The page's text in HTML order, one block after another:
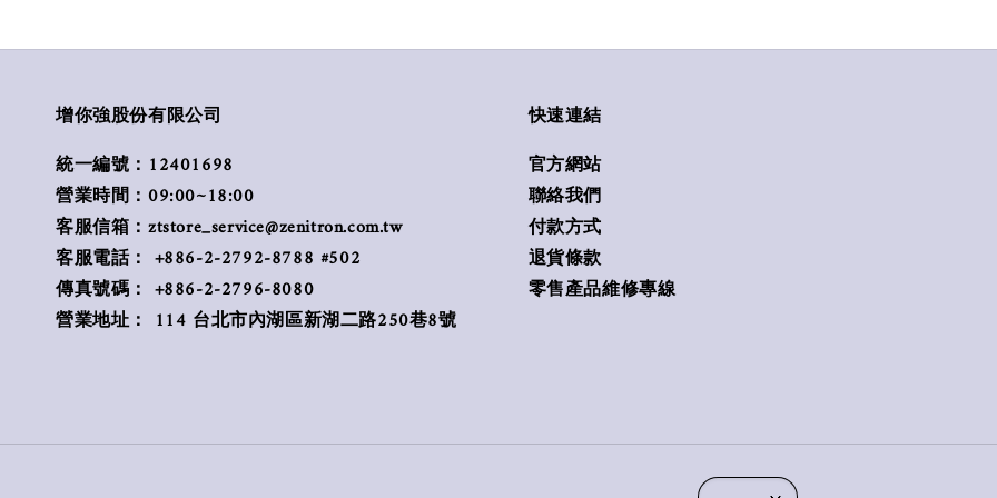
增你強股份有限公司
統一編號：12401698
營業時間：09:00~18:00
客服信箱：ztstore_service@zenitron.com.tw
客服電話： +886-2-2792-8788 #502
傳真號碼： +886-2-2796-8080
營業地址： 114 台北市內湖區新湖二路250巷8號
快速連結
官方網站
聯絡我們
付款方式
退貨條款
零售產品維修專線